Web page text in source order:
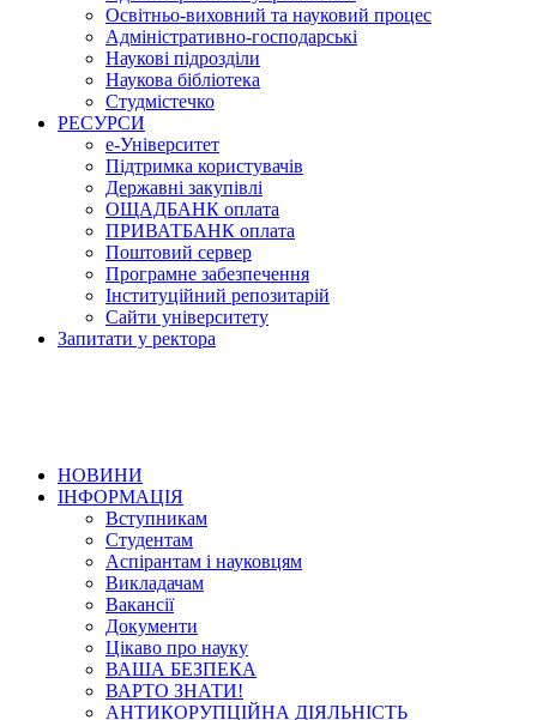
Освітньо-виховний та науковий процес
Адміністративно-господарські
Наукові підрозділи
Наукова бібліотека
Студмістечко
РЕСУРСИ
е-Університет
Підтримка користувачів
Державні закупівлі
ОЩАДБАНК оплата
ПРИВАТБАНК оплата
Поштовий сервер
Програмне забезпечення
Інституційний репозитарій
Сайти університету
Запитати у ректора
НОВИНИ
ІНФОРМАЦІЯ
Вступникам
Студентам
Аспірантам і науковцям
Викладачам
Вакансії
Документи
Цікаво про науку
ВАША БЕЗПЕКА
ВАРТО ЗНАТИ!
АНТИКОРУПЦІЙНА ДІЯЛЬНІСТЬ